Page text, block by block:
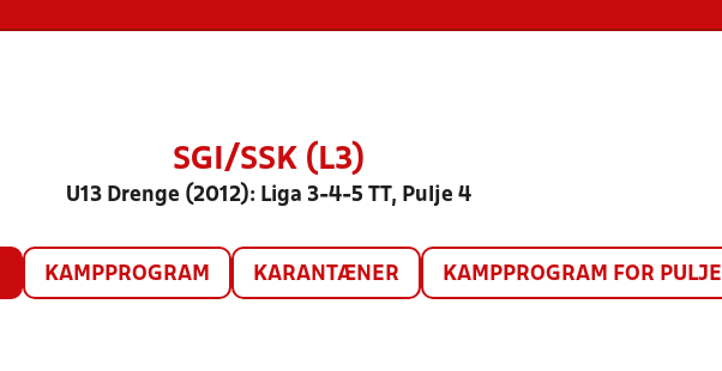
SGI/SSK (L3)
U13 Drenge (2012): Liga 3-4-5 TT, Pulje 4
KAMPPROGRAM KARANTÆNER KAMPPROGRAM FOR PULJE